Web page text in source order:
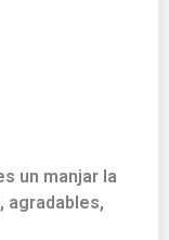
un manjar la
agradables,